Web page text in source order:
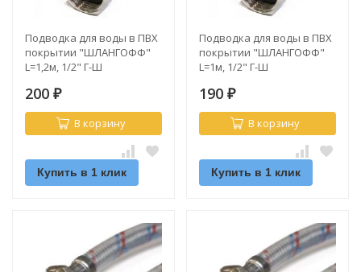
Подводка для воды в ПВХ
покрытии "ШЛАНГОФФ"
L=1,2м, 1/2" Г-Ш
200 ₽
В корзину
Купить в 1 клик
Подводка для воды в ПВХ
покрытии "ШЛАНГОФФ"
L=1м, 1/2" Г-Ш
190 ₽
В корзину
Купить в 1 клик